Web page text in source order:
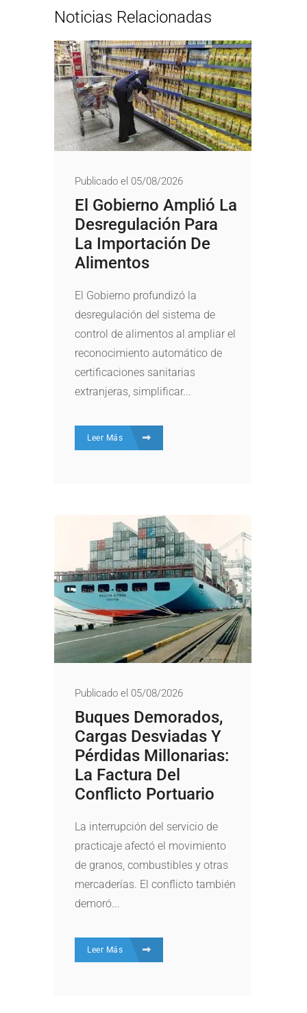
Noticias Relacionadas
Publicado el 05/08/2026
El Gobierno Amplió La
Desregulación Para
La Importación De
Alimentos
El Gobierno profundizó la
desregulación del sistema de
control de alimentos al ampliar el
reconocimiento automático de
certificaciones sanitarias
extranjeras, simplificar...
Leer Más
Publicado el 05/08/2026
Buques Demorados,
Cargas Desviadas Y
Pérdidas Millonarias:
La Factura Del
Conflicto Portuario
La interrupción del servicio de
practicaje afectó el movimiento
de granos, combustibles y otras
mercaderías. El conflicto también
demoró...
Leer Más